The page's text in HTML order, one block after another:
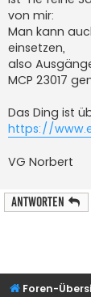
von mir:
Man kann
einsetzen,
also
MCP 23017
Das Ding ist
https://
VG Norbert
Antworten
Foren-